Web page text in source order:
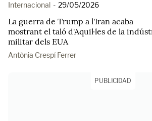
Internacional - 29/05/2026
La guerra de Trump a l'Iran acaba
mostrant el taló d'Aquil·les de la
militar dels EUA
Antònia Crespí Ferrer
PUBLICIDAD